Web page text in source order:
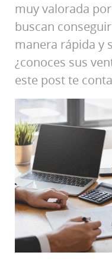
muy valorada
buscan
manera rápida y
¿conoces sus
este post te